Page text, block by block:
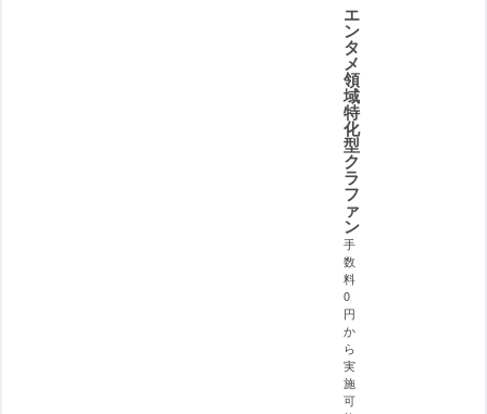
エ
ン
タ
メ
領
域
特
化
型
ク
ラ
フ
ァ
ン
手
数
料
0
円
か
ら
実
施
可